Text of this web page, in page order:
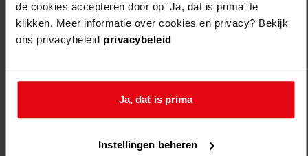
de cookies accepteren door op 'Ja, dat is prima' te
klikken. Meer informatie over cookies en privacy? Bekijk
ons privacybeleid privacybeleid
Ja, dat is prima
Instellingen beheren